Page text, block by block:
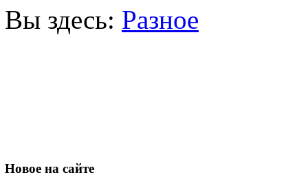
Вы здесь: Разное
Новое на сайте